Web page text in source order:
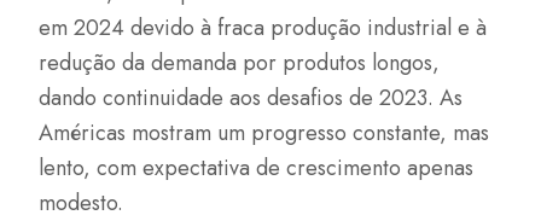
em 2024 devido à fraca produção industrial e à
redução da demanda por produtos longos,
dando continuidade aos desafios de 2023. As
Américas mostram um progresso constante, mas
lento, com expectativa de crescimento apenas
modesto.